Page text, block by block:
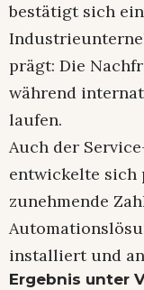
bestätigt sich
prägt: Die
während
laufen.
Auch der
entwickelte sich
zunehmende
installiert und
Ergebnis unter